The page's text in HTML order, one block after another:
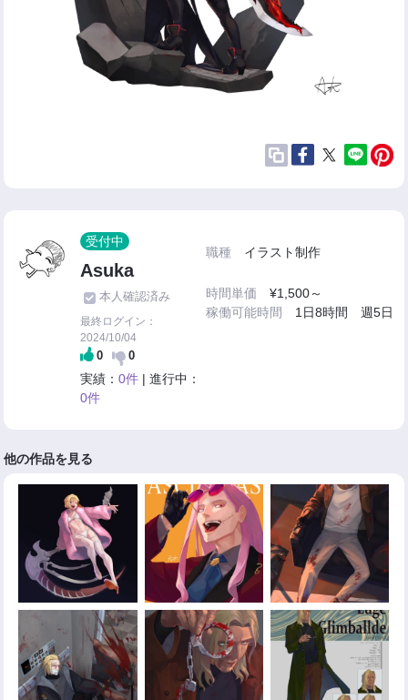
受付中
Asuka
本人確認済み
最終ログイン：
2024/10/04
0 0
実績：0件 | 進行中：
0件
職種 イラスト制作
時間単価 ¥1,500～
稼働可能時間 1日8時間 週5日
他の作品を見る